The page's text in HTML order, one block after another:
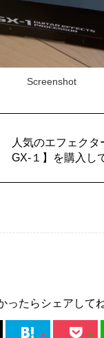
Screenshot
人気のエフェク
GX-１】を購入し
ったらシェアして